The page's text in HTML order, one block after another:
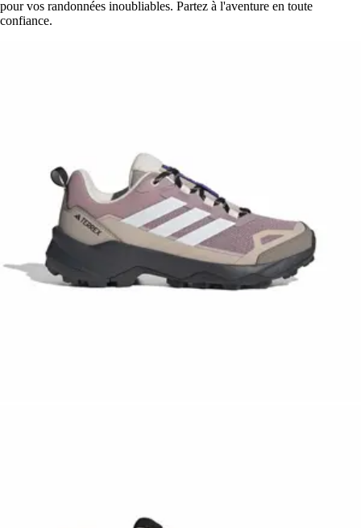
pour vos randonnées inoubliables. Partez à l'aventure en toute
confiance.